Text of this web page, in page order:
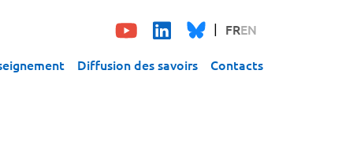
FREN
Diffusion des savoirs Contacts